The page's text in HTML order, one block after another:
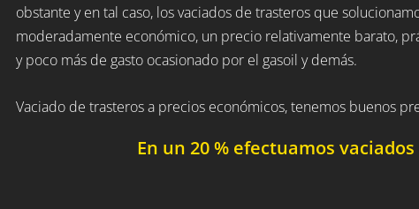
obstante y en tal caso, los vaciados de trasteros que
moderadamente económico, un precio relativamente barato,
y poco más de gasto ocasionado por el gasoil y demás.
Vaciado de trasteros a precios económicos, tenemos buenos
En un 20 % efectuamos